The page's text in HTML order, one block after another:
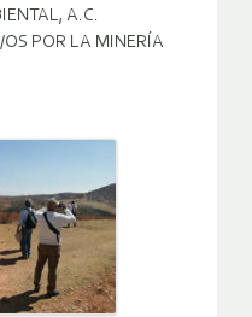
A.C.
OS POR LA MINERÍA